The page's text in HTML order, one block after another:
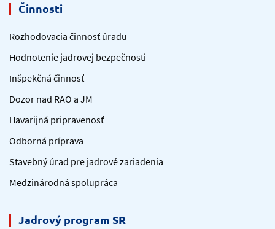
Činnosti
Rozhodovacia činnosť úradu
Hodnotenie jadrovej bezpečnosti
Inšpekčná činnosť
Dozor nad RAO a JM
Havarijná pripravenosť
Odborná príprava
Stavebný úrad pre jadrové zariadenia
Medzinárodná spolupráca
Jadrový program SR